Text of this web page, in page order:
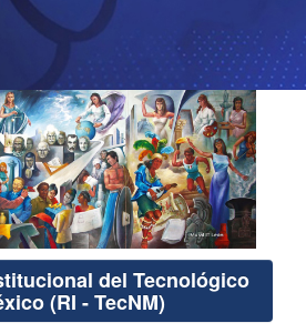
del Tecnológico
(RI - TecNM)